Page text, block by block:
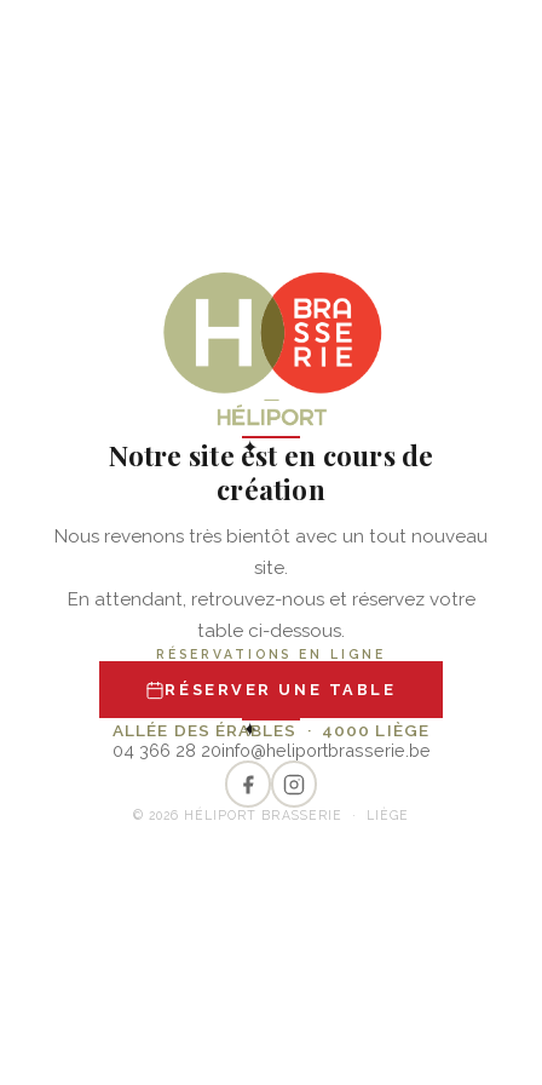
✦
Notre site est en cours de
création
Nous revenons très bientôt avec un tout nouveau
site.
En attendant, retrouvez-nous et réservez votre
table ci-dessous.
RÉSERVATIONS EN LIGNE
RÉSERVER UNE TABLE
✦
ALLÉE DES ÉRABLES · 4000 LIÈGE
04 366 28 20info@heliportbrasserie.be
© 2026 HÉLIPORT BRASSERIE · LIÈGE